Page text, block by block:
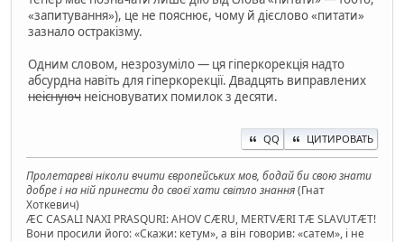
«запитування»), це не пояснює, чому й дієслово «питати»
зазнало остракізму.
Одним словом, незрозуміло — ця гіперкорекція надто
абсурдна навіть для гіперкорекції. Двадцять виправлених
неіснуюч неісновуватих помилок з десяти.
QQ ЦИТИРОВАТЬ
Пролетареві ніколи вчити європейських мов, бодай би свою знати
добре і на ній принести до своєї хати світло знання(Гнат
Хоткевич)
ÆC CASALI NAXI PRASQURI: AHOV CÆRU, MERTVÆRI TÆ SLAVUTÆT!
Вони просили його: «Скажи: кетум», а він говорив: «сатем», і не